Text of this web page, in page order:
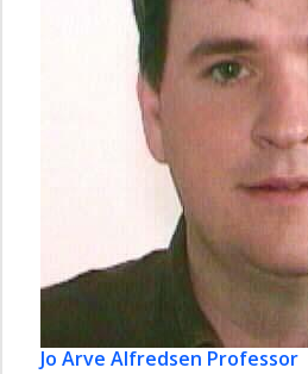
Jo Arve Alfredsen Professor